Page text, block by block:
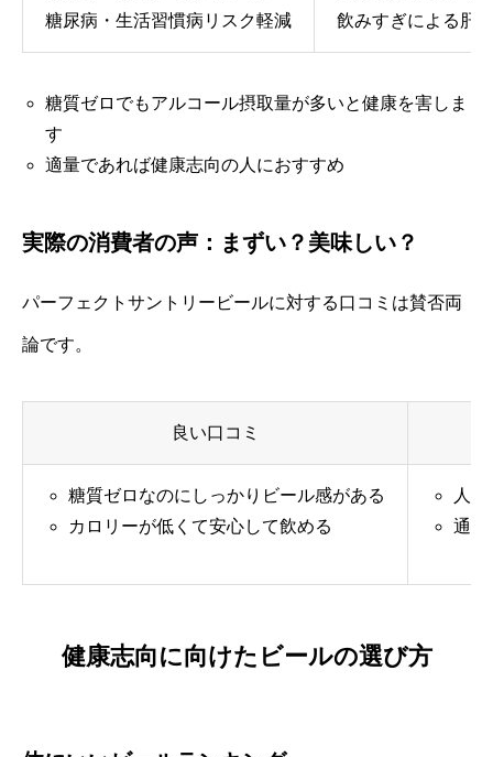
糖尿病・生活習慣病リスク軽減
飲みすぎによる肝
糖質ゼロでもアルコール摂取量が多いと健康を害しま
す
適量であれば健康志向の人におすすめ
実際の消費者の声：まずい？美味しい？
パーフェクトサントリービールに対する口コミは賛否両
論です。
良い口コミ
糖質ゼロなのにしっかりビール感がある
カロリーが低くて安心して飲める
人
通常
健康志向に向けたビールの選び方